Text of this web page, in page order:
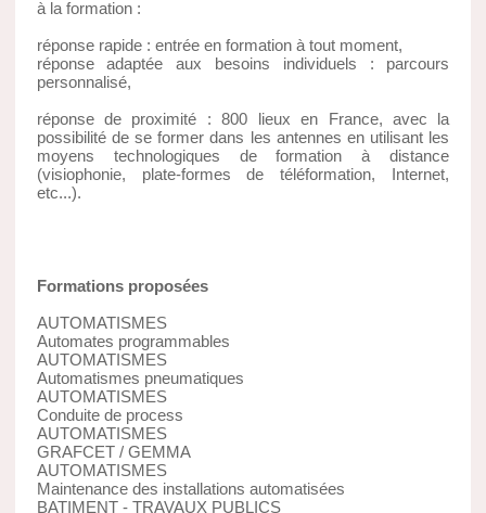
à la formation :
réponse rapide : entrée en formation à tout moment,
réponse adaptée aux besoins individuels : parcours
personnalisé,
réponse de proximité : 800 lieux en France, avec la
possibilité de se former dans les antennes en utilisant les
moyens technologiques de formation à distance
(visiophonie, plate-formes de téléformation, Internet,
etc...).
Formations proposées
AUTOMATISMES
Automates programmables
AUTOMATISMES
Automatismes pneumatiques
AUTOMATISMES
Conduite de process
AUTOMATISMES
GRAFCET / GEMMA
AUTOMATISMES
Maintenance des installations automatisées
BATIMENT - TRAVAUX PUBLICS